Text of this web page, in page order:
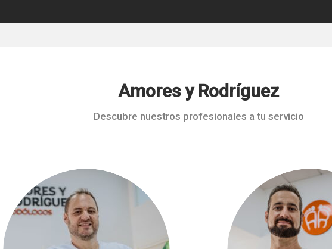
Amores y Rodríguez
Descubre nuestros profesionales a tu servicio